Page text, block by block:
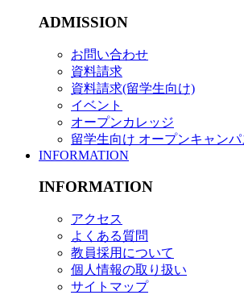
ADMISSION
お問い合わせ
資料請求
資料請求(留学生向け)
イベント
オープンカレッジ
留学生向け オープンキャンパ
INFORMATION
INFORMATION
アクセス
よくある質問
教員採用について
個人情報の取り扱い
サイトマップ